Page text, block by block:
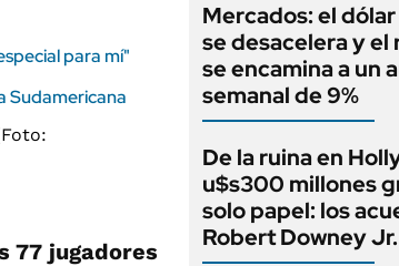
para mí"
Sudamericana
77 jugadores
Mercados: el
se desacelera y el
se encamina a un
semanal de 9%
De la ruina en
u$s300 millones
solo papel: los
Robert Downey Jr.